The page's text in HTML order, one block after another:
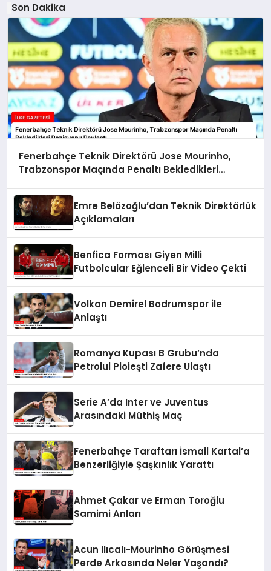
Son Dakika
Fenerbahçe Teknik Direktörü Jose Mourinho,
Trabzonspor Maçında Penaltı Bekledikleri
Emre Belözoğlu’dan Teknik Direktörlük
Açıklamaları
Benfica Forması Giyen Milli
Futbolcular Eğlenceli Bir Video Çekti
Volkan Demirel Bodrumspor ile
Anlaştı
Romanya Kupası B Grubu’nda
Petrolul Ploieşti Zafere Ulaştı
Serie A’da Inter ve Juventus
Arasındaki Müthiş Maç
Fenerbahçe Taraftarı İsmail Kartal’a
Benzerliğiyle Şaşkınlık Yarattı
Ahmet Çakar ve Erman Toroğlu
Samimi Anları
Acun Ilıcalı-Mourinho Görüşmesi
Perde Arkasında Neler Yaşandı?